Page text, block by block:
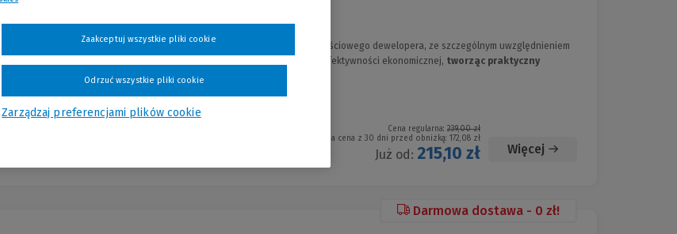
opracowanie problematyki postępowania restrukturyzacyjnego i upadłościowego dewelopera, ze szczególnym uwzględnieniem
mieszkalnych. Autor łączy dogmatyczną analizę przepisów z oceną ich efektywności ekonomicznej, tworząc praktyczny
Cena regularna: 239,00 zł
Najniższa cena z 30 dni przed obniżką: 172,08 zł
Już od: 215,10 zł Więcej
Darmowa dostawa - 0 zł!
Zarządzaj preferencjami plików cookie
Odrzuć wszystkie pliki cookie
Zaakceptuj wszystkie pliki cookie